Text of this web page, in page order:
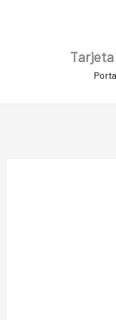
Tarjeta